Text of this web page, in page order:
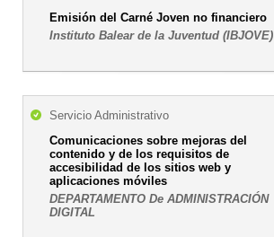
Emisión del Carné Joven no financiero
Instituto Balear de la Juventud (IBJOVE)
Servicio Administrativo
Comunicaciones sobre mejoras del
contenido y de los requisitos de
accesibilidad de los sitios web y
aplicaciones móviles
DEPARTAMENTO De ADMINISTRACIÓN
DIGITAL